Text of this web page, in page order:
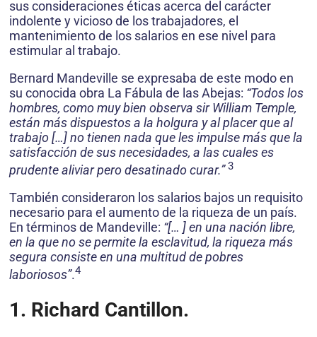
sus consideraciones éticas acerca del carácter
indolente y vicioso de los trabajadores, el
mantenimiento de los salarios en ese nivel para
estimular al trabajo.
Bernard Mandeville se expresaba de este modo en
su conocida obra La Fábula de las Abejas: “Todos los
hombres, como muy bien observa sir William Temple,
están más dispuestos a la holgura y al placer que al
trabajo […] no tienen nada que les impulse más que la
satisfacción de sus necesidades, a las cuales es
prudente aliviar pero desatinado curar.” 3
También consideraron los salarios bajos un requisito
necesario para el aumento de la riqueza de un país.
En términos de Mandeville: “[… ] en una nación libre,
en la que no se permite la esclavitud, la riqueza más
segura consiste en una multitud de pobres
laboriosos”.4
1. Richard Cantillon.